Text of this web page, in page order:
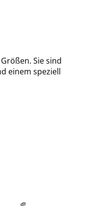
Sie sind
einem speziell